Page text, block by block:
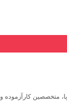
متخصصین